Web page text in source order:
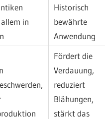
in
Historisch
bewährte
Anwendung
Fördert die
Verdauung,
reduziert
Blähungen,
stärkt das